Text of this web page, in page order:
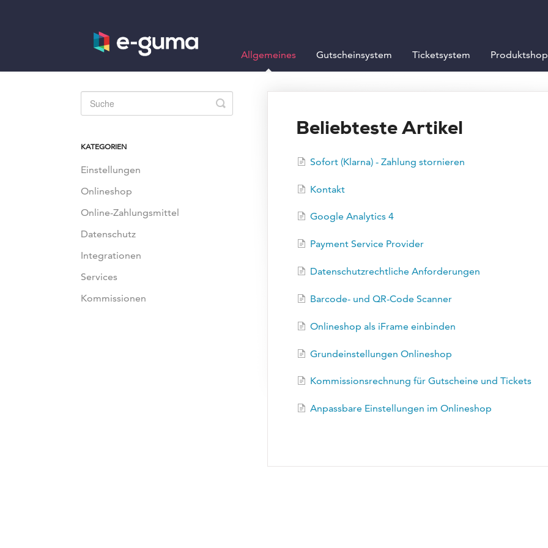
Allgemeines Gutscheinsystem Ticketsystem Produktshop
Beliebteste Artikel
Sofort (Klarna) - Zahlung stornieren
Kontakt
Google Analytics 4
Payment Service Provider
Datenschutzrechtliche Anforderungen
Barcode- und QR-Code Scanner
Onlineshop als iFrame einbinden
Grundeinstellungen Onlineshop
Kommissionsrechnung für Gutscheine und Tickets
Anpassbare Einstellungen im Onlineshop
Toggle
Search
KATEGORIEN
Einstellungen
Onlineshop
Online-Zahlungsmittel
Datenschutz
Integrationen
Services
Kommissionen